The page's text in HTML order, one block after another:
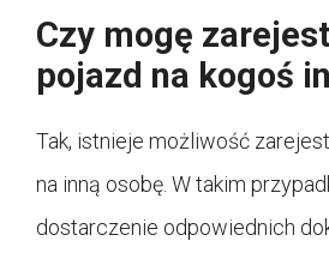
Czy mogę
pojazd na kogoś
Tak, istnieje możliwość
na inną osobę. W takim
dostarczenie odpowiednich